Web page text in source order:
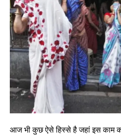
आज भी कुछ ऐसे हिस्से है जहां इस काम